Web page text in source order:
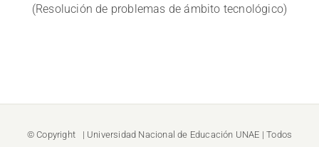
(Resolución de problemas de ámbito tecnológico)
© Copyright | Universidad Nacional de Educación UNAE | Todos